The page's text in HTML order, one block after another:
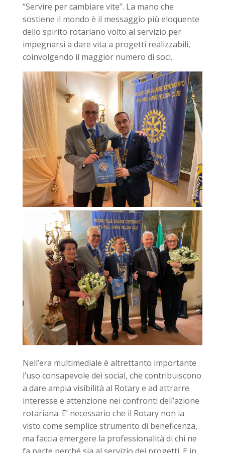
“Servire per cambiare vite”. La mano che
sostiene il mondo è il messaggio più eloquente
dello spirito rotariano volto al servizio per
impegnarsi a dare vita a progetti realizzabili,
coinvolgendo il maggior numero di soci.
Nell’era multimediale è altrettanto importante
l’uso consapevole dei social, che contribuiscono
a dare ampia visibilità al Rotary e ad attrarre
interesse e attenzione nei confronti dell’azione
rotariana. E’ necessario che il Rotary non ia
visto come semplice strumento di beneficenza,
ma faccia emergere la professionalità di chi ne